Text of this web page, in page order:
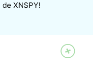
XNSPY!